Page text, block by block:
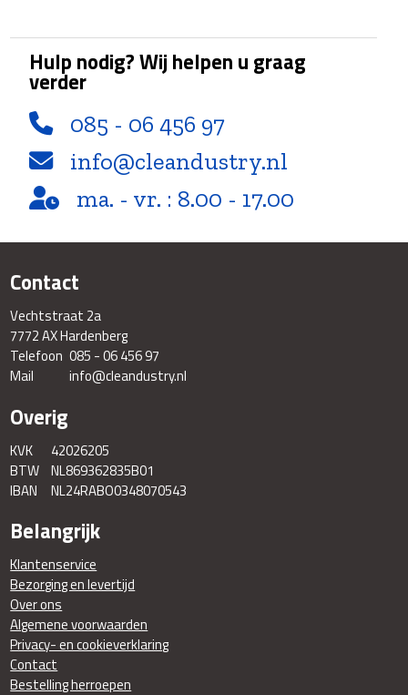
Hulp nodig? Wij helpen u graag
verder
085 - 06 456 97
info@cleandustry.nl
ma. - vr. : 8.00 - 17.00
Contact
Vechtstraat 2a
7772 AX Hardenberg
Telefoon 085 - 06 456 97
Mail
info@cleandustry.nl
Overig
KVK
42026205
BTW NL869362835B01
IBAN
NL24RABO0348070543
Belangrijk
Klantenservice
Bezorging en levertijd
Over ons
Algemene voorwaarden
Privacy- en cookieverklaring
Contact
Bestelling herroepen